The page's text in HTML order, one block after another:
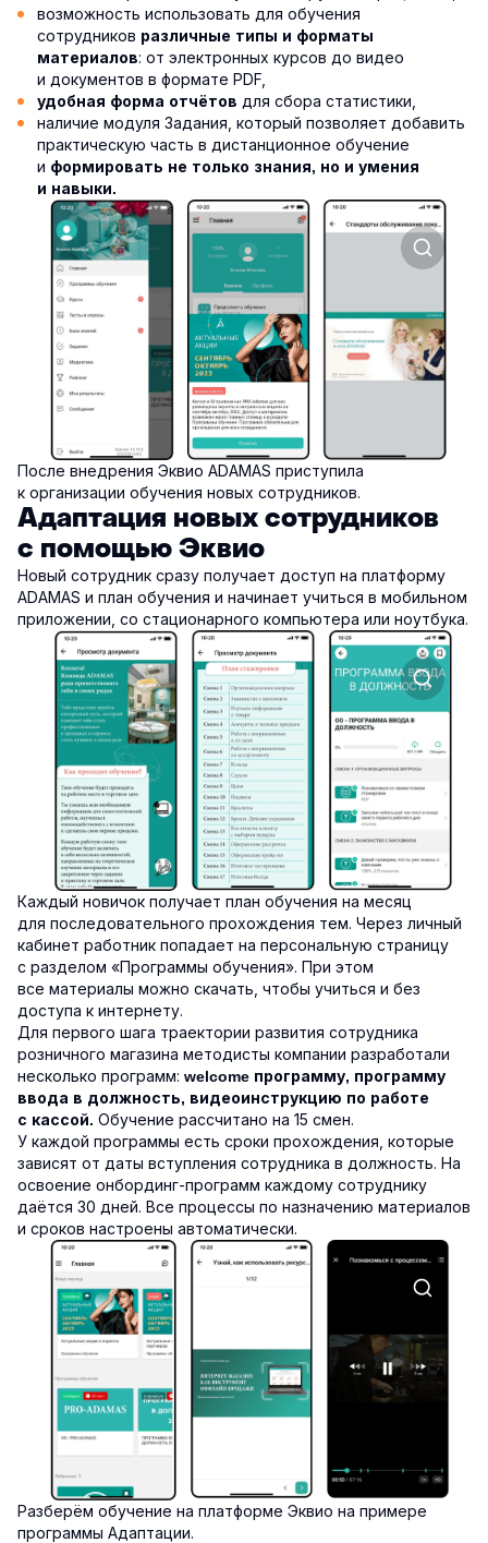
возможность использовать для обучения
сотрудников различные типы и форматы
материалов: от электронных курсов до видео
и документов в формате PDF,
удобная форма отчётов для сбора статистики,
наличие модуля Задания, который позволяет добавить
практическую часть в дистанционное обучение
и формировать не только знания, но и умения
и навыки.
После внедрения Эквио ADAMAS приступила
к организации обучения новых сотрудников.
Адаптация новых сотрудников
с помощью Эквио
Новый сотрудник сразу получает доступ на платформу
ADAMAS и план обучения и начинает учиться в мобильном
приложении, со стационарного компьютера или ноутбука.
Каждый новичок получает план обучения на месяц
для последовательного прохождения тем. Через личный
кабинет работник попадает на персональную страницу
с разделом «Программы обучения». При этом
все материалы можно скачать, чтобы учиться и без
доступа к интернету.
Для первого шага траектории развития сотрудника
розничного магазина методисты компании разработали
несколько программ: welcome программу, программу
ввода в должность, видеоинструкцию по работе
с кассой. Обучение рассчитано на 15 смен.
У каждой программы есть сроки прохождения, которые
зависят от даты вступления сотрудника в должность. На
освоение онбординг-программ каждому сотруднику
даётся 30 дней. Все процессы по назначению материалов
и сроков настроены автоматически.
Разберём обучение на платформе Эквио на примере
программы Адаптации.